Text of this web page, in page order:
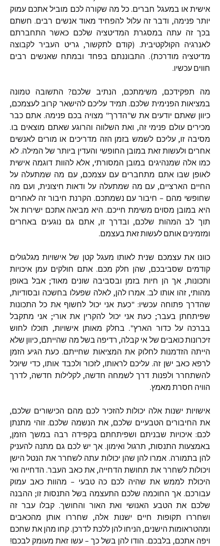
אישית או במעגל חברים. כל מה שקורה לכם מוביל אתכם עמוק
יותר פנימה, ודבר זה עלול להפחיד מאוד אנשים רבים. חשתם
בכך זה עתה במסגרת המדיטציה שלכם כאשר התחברתם
לאנרגיה הקולקטיבית. (קודם לתקשור, גריט העביר לקבוצה
מדיטציה מודרכת). התבוננתם בפחד ובמתח שאנשים רבים
חווים עכשיו.
מה תפקידכם, משימתכם, הנתיב שלכם? התשובה טמונה
במציאות הפנימית שלכם. תמיד עליכם להישאר קרוב לעצמכם,
כיוון שאתם יודעים את ש"הדרך" מצויה בכם פנימה. אתם כבר
מכירים עולם פנימי זה, ואת השלווה והרוגע שאתם מוצאים בו.
מסיבה זו, עליכם לשמש בזמן הזה מדריכים או מורים לאנשים
אחרים ולעשות זאת במובן החופשי והעדין ביותר של המילה. לא
כמו אלה שמנהיגים במובן המסורתי, אלא להוות דוגמה אישית
לאופן שבו אתם מתחברים עם עצמכם, עם מה שמתעלה על
החיים הארציים, עם מה שמתעלה על ודאות חיצונית, ועם מה
שחופשי מהם – חיבור עם נשמתכם. הקרנת חיבור זה לאחרים
היא במובן מסוים משימת חייכם. היא מביאה אתכם ישירות אל
תוך לב המהות שלכם, ובדרך זו, אתם גם נוגעים באחרים
ומזמינים אותם לעשות זאת בעצמם.
כוונו את עצמכם שנית לאותו מעגל קטן של אישויות מגלגולים
קודמים שסביבכם, שהן חלק מכם. אתם חולקים עמן איכויות
ותכונות, אך הן חיות בזמן ובסביבה שונים מאוד; אבל באופן
מהותי, זהו אותו לב. אמרו להן, לאלה שפעלו בחשכה ובסודיות,
שהדרך פתוחה עכשיו: "כעת אני יכול לחשוף את כל התכונות
שפיתחתן בעבר; כעת אני יכול להקרין את אורי; אני מתקבל
בברכה על כדור הארץ". בחלק מאותן אישויות, תוכלו לחוש
זיכרונות כואבים של אי קבלה, רדיפה בשל מה שהייתם, כיוון שלא
הייתה הזדמנות לחלוק את המציאות שחייתם. כעת הגיע הזמן
לרפא כאב ישן זה. עליכם לראותו, לזכור ולכבד אותו, כדי שיוכל
להשתחרר ולפנות דרך לשמחה חדשה, לקלילות חדשה, לדרך
הוויה חסרת מאמץ.
אישויות ישנות אלה יכולות להזכיר לכם מהם הכישורים שלכם,
את החיבורים הטבעיים שלכם, את הנשמה שלכם. זוהי מתנתן
לכם: איכויות שבניתם ושפיתחתם בקפידה רבה במשך הזמן,
באמצעות התנסות, תרגול ואימון. אך יש לכם גם מתנה להעניק
להן בתמורה. אמרו להן שהן יכולות עתה לשחרר את הנטל הישן
ויכולות לשחרר את תחושת הדחייה, את כאב העבר. הדחייה ואי
היכולת לממש את שהיה לכם כה טבעי – מהוות כאב עמוק
עבורכם. אך החוכמה שלכם התעצמה בשל התנסות זו; ההבנה
שלכם את הטבע האנושי ואת האור והחושך. קבלו עבר זה
ושחררו תקופות חיים ישנות אלה, שחררו אותן מהכאבים
ומהטראומות הישנים, הניחו להן ללכת לדרכן. קחו מהן את שחכם
ויפה אתכם, בלבכם. הודו להן בשל כך – עשו זאת מעומק לבכם!